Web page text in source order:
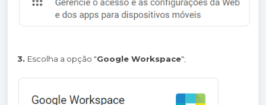
3. Escolha a opção "Google Workspace";